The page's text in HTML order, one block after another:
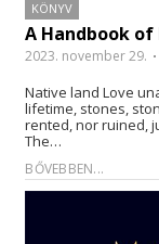
KÖNYV
A Handbook
2023. november 29.
Native land Love
lifetime, stones,
rented, nor ruined,
The…
BŐVEBBEN...